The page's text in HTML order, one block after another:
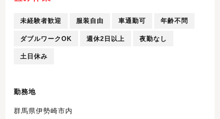
未経験者歓迎 服装自由 車通勤可 年齢不問
ダブルワークOK 週休2日以上 夜勤なし
土日休み
勤務地
群馬県伊勢崎市内